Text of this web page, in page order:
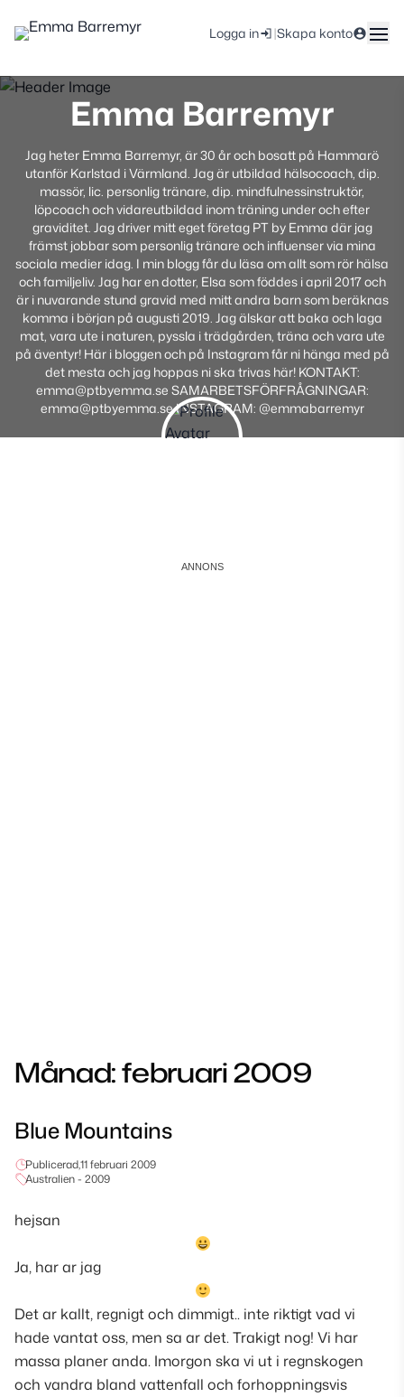
Logga in |Skapa konto
Emma Barremyr
Jag heter Emma Barremyr, är 30 år och bosatt på Hammarö
utanför Karlstad i Värmland. Jag är utbildad hälsocoach, dip.
massör, lic. personlig tränare, dip. mindfulnessinstruktör,
löpcoach och vidareutbildad inom träning under och efter
graviditet. Jag driver mitt eget företag PT by Emma där jag
främst jobbar som personlig tränare och influenser via mina
sociala medier idag. I min blogg får du läsa om allt som rör hälsa
och familjeliv. Jag har en dotter, Elsa som föddes i april 2017 och
är i nuvarande stund gravid med mitt andra barn som beräknas
komma i början på augusti 2019. Jag älskar att baka och laga
mat, vara ute i naturen, pyssla i trädgården, träna och vara ute
på äventyr! Här i bloggen och på Instagram får ni hänga med på
det mesta och jag hoppas ni ska trivas här! KONTAKT:
emma@ptbyemma.se SAMARBETSFÖRFRÅGNINGAR:
emma@ptbyemma.se INSTAGRAM: @emmabarremyr
Månad:februari 2009
Blue Mountains
Publicerad,11 februari 2009
Australien - 2009
hejsan
Ja, har ar jag
Det ar kallt, regnigt och dimmigt.. inte riktigt vad vi
hade vantat oss, men sa ar det. Trakigt nog! Vi har
massa planer anda. Imorgon ska vi ut i regnskogen
och vandra bland vattenfall och forhoppningsvis